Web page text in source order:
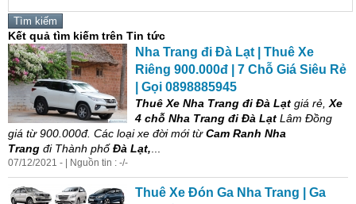
Kết quả tìm kiếm trên Tin tức
Nha Trang đi Đà Lạt | Thuê Xe
Riêng 900.000đ | 7 Chỗ Giá Siêu Rẻ
| Gọi 0898885945
Thuê Xe Nha Trang đi Đà Lạt giá rẻ, Xe
4 chỗ Nha Trang đi Đà Lạt Lâm Đồng
giá từ 900.000đ. Các loại xe đời mới từCam Ranh Nha
Trang đi Thành phốĐà Lạt,
07/12/2021 - | Nguồn tin : -/-
Thuê Xe Đón Ga Nha Trang | Ga